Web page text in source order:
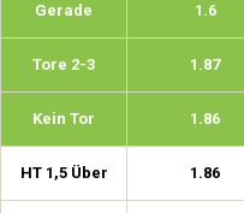
Gerade 1.6
Tore 2-3 1.87
Kein Tor 1.86
HT 1,5 Über 1.86